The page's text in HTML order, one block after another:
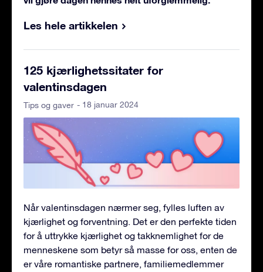
Les hele artikkelen
125 kjærlighetssitater for
valentinsdagen
Tips og gaver - 18 januar 2024
Når valentinsdagen nærmer seg, fylles luften av
kjærlighet og forventning. Det er den perfekte tiden
for å uttrykke kjærlighet og takknemlighet for de
menneskene som betyr så masse for oss, enten de
er våre romantiske partnere, familiemedlemmer